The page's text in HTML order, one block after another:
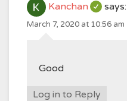
Kanchan says:
March 7, 2020 at 10:56 am
Good
Log in to Reply